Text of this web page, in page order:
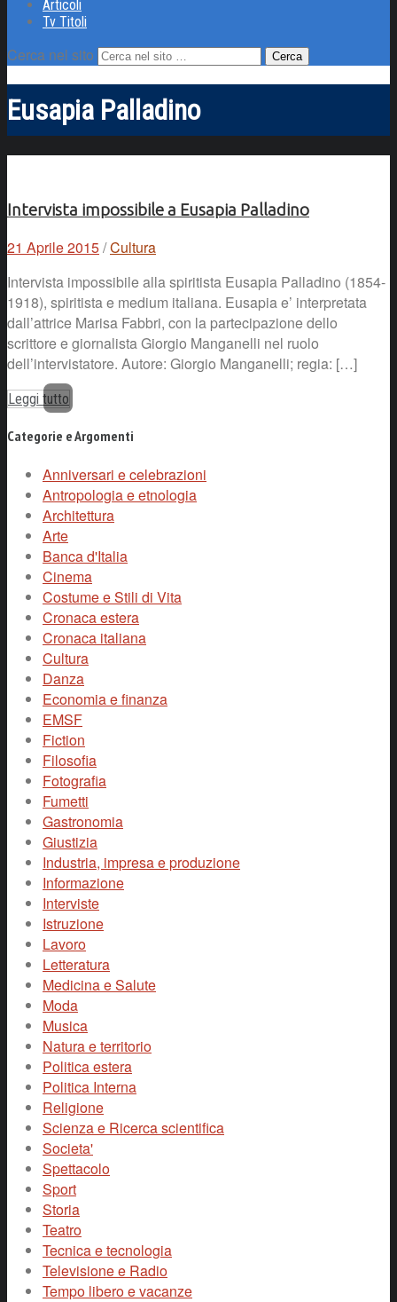
Articoli
Tv Titoli
Cerca nel sito
Eusapia Palladino
Intervista impossibile a Eusapia Palladino
21 Aprile 2015/Cultura
Intervista impossibile alla spiritista Eusapia Palladino (1854-
1918), spiritista e medium italiana. Eusapia e’ interpretata
dall’attrice Marisa Fabbri, con la partecipazione dello
scrittore e giornalista Giorgio Manganelli nel ruolo
dell’intervistatore. Autore: Giorgio Manganelli; regia: […]
Leggi tutto
Categorie e Argomenti
Anniversari e celebrazioni
Antropologia e etnologia
Architettura
Arte
Banca d'Italia
Cinema
Costume e Stili di Vita
Cronaca estera
Cronaca italiana
Cultura
Danza
Economia e finanza
EMSF
Fiction
Filosofia
Fotografia
Fumetti
Gastronomia
Giustizia
Industria, impresa e produzione
Informazione
Interviste
Istruzione
Lavoro
Letteratura
Medicina e Salute
Moda
Musica
Natura e territorio
Politica estera
Politica Interna
Religione
Scienza e Ricerca scientifica
Societa'
Spettacolo
Sport
Storia
Teatro
Tecnica e tecnologia
Televisione e Radio
Tempo libero e vacanze